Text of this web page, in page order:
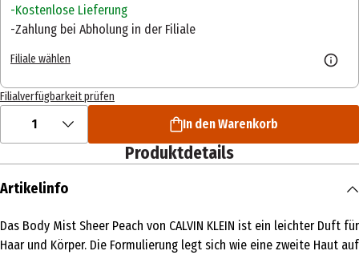
Kostenlose Lieferung
Zahlung bei Abholung in der Filiale
Filiale wählen
Filialverfügbarkeit prüfen
1 In den Warenkorb
Produktdetails
Artikelinfo
Das Body Mist Sheer Peach von CALVIN KLEIN ist ein leichter Duft für
Haar und Körper. Die Formulierung legt sich wie eine zweite Haut auf